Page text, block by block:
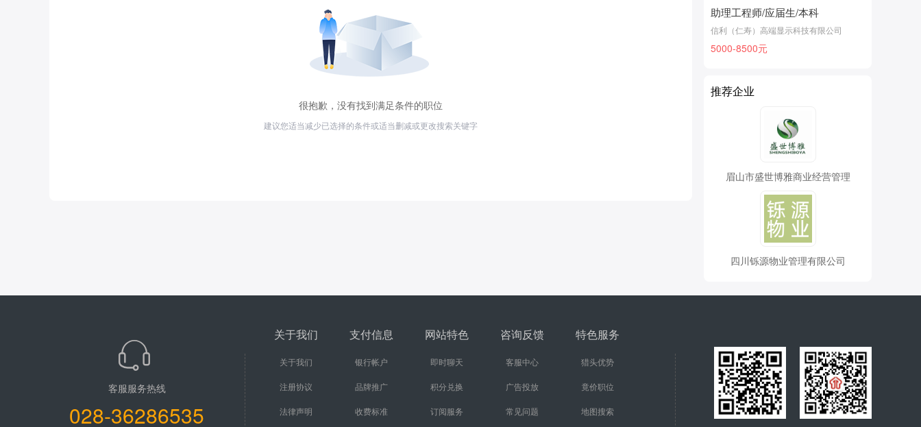
很抱歉，没有找到满足条件的职位
建议您适当减少已选择的条件或适当删减或更改搜索关键字
助理工程师/应届生/本科
信利（仁寿）高端显示科技有限公司
5000-8500元
推荐企业
眉山市盛世博雅商业经营管理
四川铄源物业管理有限公司
客服服务热线
028-36286535
关于我们
关于我们
注册协议
法律声明
支付信息
银行帐户
品牌推广
收费标准
网站特色
即时聊天
积分兑换
订阅服务
咨询反馈
客服中心
广告投放
常见问题
特色服务
猎头优势
竟价职位
地图搜索